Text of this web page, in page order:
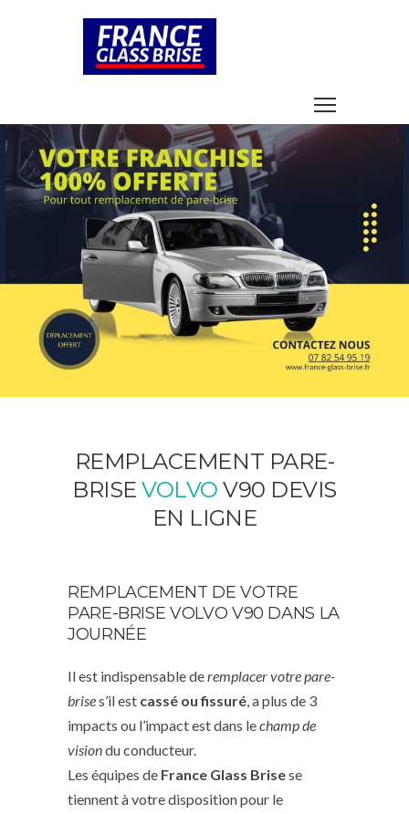
REMPLACEMENT PARE-
BRISEVOLVO V90 DEVIS
EN LIGNE
REMPLACEMENT DE VOTRE
PARE-BRISE VOLVO V90 DANS LA
JOURNÉE
Il est indispensable deremplacer votre pare-
brises’il est cassé ou fissuré , a plus de 3
impacts ou l’impact est dans lechamp de
visiondu conducteur.
Les équipes de France Glass Brisese
tiennent à votre disposition pour le